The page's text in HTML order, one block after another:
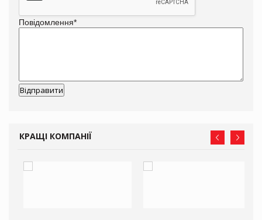
Повідомлення*
КРАЩІ КОМПАНІЇ